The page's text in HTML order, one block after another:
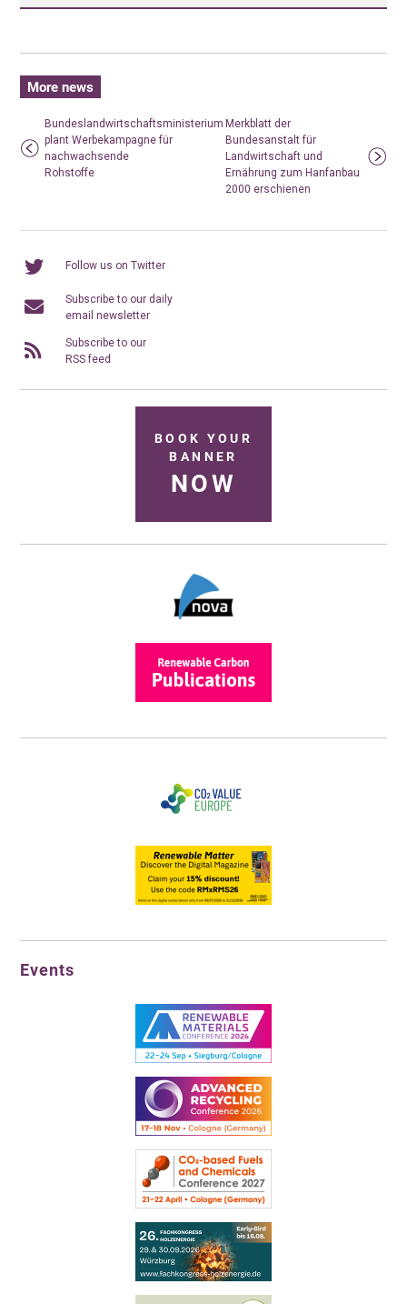
More news
Bundeslandwirtschaftsministerium
plant Werbekampagne für
nachwachsende
Rohstoffe
Merkblatt der
Bundesanstalt für
Landwirtschaft und
Ernährung zum Hanfanbau
2000 erschienen
Follow us on Twitter
Subscribe to our daily
email newsletter
Subscribe to our
RSS feed
BOOK YOUR
BANNER
NOW
Events